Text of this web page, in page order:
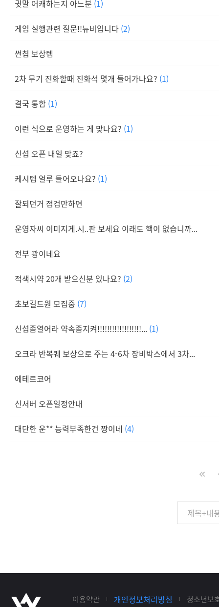
귓말 어캐하는지 아느분 (1)
게임 실행관련 질문!!뉴비입니다 (2)
썬칩 보상템
2차 무기 진화할때 진화석 몇개 들어가나요? (1)
결국 통합 (1)
이런 식으로 운영하는 게 맞나요? (1)
신섭 오픈 내일 맞죠?
케시템 얼루 들어오나요? (1)
잘되던거 점검만하면
운영자씨 이미지게.시..판 보세요 이래도 핵이 없습니까...
전부 꽝이네요
적색시약 20개 받으신분 있나요? (2)
초보길드원 모집중 (7)
신섭좀열어라 약속좀지켜!!!!!!!!!!!!!!!!!!... (1)
오크라 반복퀘 보상으로 주는 4-6차 장비박스에서 3차...
에테르코어
신서버 오픈일정안내
대단한 운** 능력부족한건 짱이네 (4)
이용약관 개인정보처리방침 청소년보